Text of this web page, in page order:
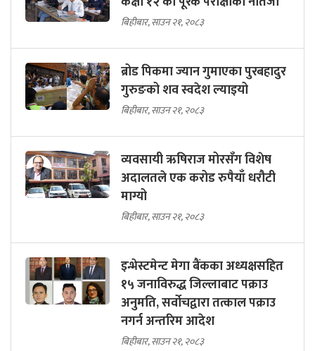
बिहीबार, साउन २१, २०८३
ब्रोड पिकमा ज्यान गुमाएका पुरबहादुर
गुरुङको शव स्वदेश ल्याइयो
बिहीबार, साउन २१, २०८३
व्यवसायी ऋषिराज मोरसँग विशेष
अदालतले एक करोड रुपैयाँ धरौटी
माग्यो
बिहीबार, साउन २१, २०८३
इन्भेस्टमेन्ट मेगा बैंकका अध्यक्षसहित
१५ जनाविरुद्ध जिल्लाबाट पक्राउ
अनुमति, सर्वोचद्वारा तत्काल पक्राउ
नगर्न अन्तरिम आदेश
बिहीबार, साउन २१, २०८३